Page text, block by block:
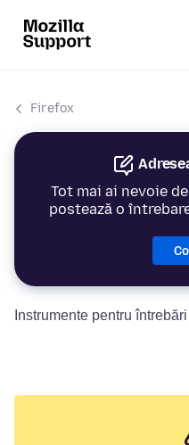
Firefox
Tot mai ai nevoie
postează o
Instrumente pentru întrebări